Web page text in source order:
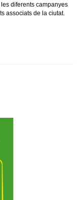
diferents campanyes
associats de la ciutat.